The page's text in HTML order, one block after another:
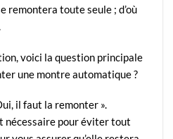
remontera toute seule ; d’où
voici la question principale
une montre automatique ?
il faut la remonter ».
nécessaire pour éviter tout